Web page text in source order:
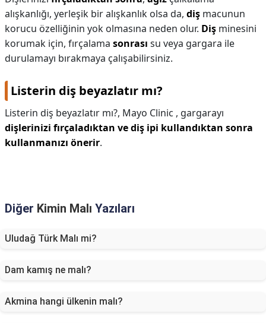
alışkanlığı, yerleşik bir alışkanlık olsa da, diş macunun
korucu özelliğinin yok olmasına neden olur. Diş minesini
korumak için, fırçalama sonrası su veya gargara ile
durulamayı bırakmaya çalışabilirsiniz.
Listerin diş beyazlatır mı?
Listerin diş beyazlatır mı?, Mayo Clinic , gargarayı
dişlerinizi fırçaladıktan ve diş ipi kullandıktan sonra
kullanmanızı önerir.
Diğer Kimin Malı Yazıları
Uludağ Türk Malı mi?
Dam kamış ne malı?
Akmina hangi ülkenin malı?